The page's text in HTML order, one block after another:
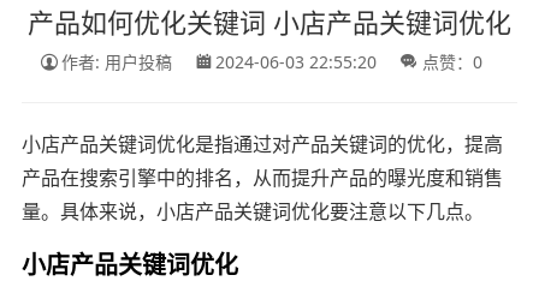
产品如何优化关键词 小店产品关键词优化
作者: 用户投稿 2024-06-03 22:55:20 点赞：0
小店产品关键词优化是指通过对产品关键词的优化，提高
产品在搜索引擎中的排名，从而提升产品的曝光度和销售
量。具体来说，小店产品关键词优化要注意以下几点。
小店产品关键词优化